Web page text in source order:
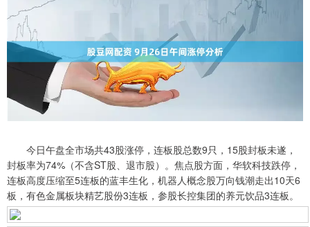
今日午盘全市场共43股涨停，连板股总数9只，15股封板未遂，
封板率为74%（不含ST股、退市股）。焦点股方面，华软科技跌停，
连板高度压缩至5连板的蓝丰生化，机器人概念股万向钱潮走出10天6
板，有色金属板块精艺股份3连板，参股长控集团的养元饮品3连板。